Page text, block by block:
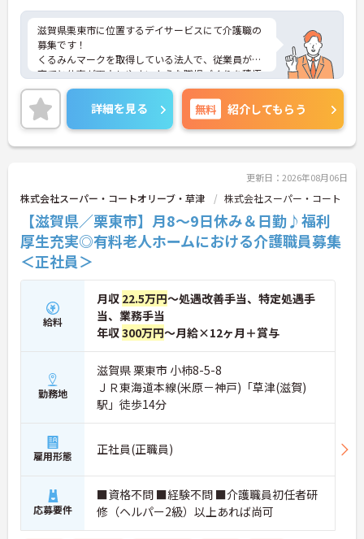
・エリアマネージャー・社長が定期的にホームを周
り、スタッフと直接意見交換をしています
【育児・家庭との両立を本気でサポートしている職
場です】
・育休取得率100%・育休後就業復帰率100%と、育
児と仕事を両立できる体制が整っています
・育児短時間勤務が小学4年生まで利用でき、法令よ
り長い期間サポートを受けることができます
・「くるみん」「えるぼし」「トモニン」の3つの
厚生労働省認定を取得しており、ライフステージに
滋賀県栗東市に位置するデイサービスにて介護職の
募集です！
くるみんマークを取得している法人で、従業員が子
育てと仕事が両立しやすいような職場づくりを積極
的に行っています。
ご興味ある方には、面接対策ポイントなど、さらに
詳細をお話しいたしますのでお気軽にご相談くださ
い！
詳細を見る 無料 紹介してもらう
更新日：2026年08月06日
株式会社スーパー・コートオリーブ・草津 株式会社スーパー・コート
【滋賀県／栗東市】月8～9日休み＆日勤♪福利
厚生充実◎有料老人ホームにおける介護職員募集
＜正社員＞
給料
月収 22.5万円～処遇改善手当、特定処遇手
当、業務手当
年収300万円～月給×12ヶ月＋賞与
勤務地
滋賀県 栗東市 小柿8-5-8
ＪＲ東海道本線(米原－神戸)「草津(滋賀)
駅」徒歩14分
雇用形態 正社員(正職員)
応募要件
■資格不問 ■経験不問 ■介護職員初任者研
修（ヘルパー2級）以上あれば尚可